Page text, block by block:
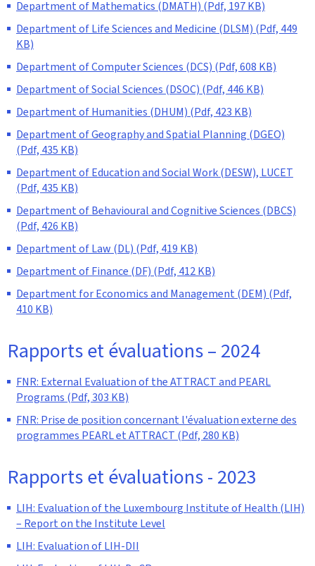
Department of Mathematics (DMATH) (Pdf, 197 KB)
Department of Life Sciences and Medicine (DLSM) (Pdf, 449
KB)
Department of Computer Sciences (DCS) (Pdf, 608 KB)
Department of Social Sciences (DSOC) (Pdf, 446 KB)
Department of Humanities (DHUM) (Pdf, 423 KB)
Department of Geography and Spatial Planning (DGEO)
(Pdf, 435 KB)
Department of Education and Social Work (DESW), LUCET
(Pdf, 435 KB)
Department of Behavioural and Cognitive Sciences (DBCS)
(Pdf, 426 KB)
Department of Law (DL) (Pdf, 419 KB)
Department of Finance (DF) (Pdf, 412 KB)
Department for Economics and Management (DEM) (Pdf,
410 KB)
Rapports et évaluations – 2024
FNR: External Evaluation of the ATTRACT and PEARL
Programs (Pdf, 303 KB)
FNR: Prise de position concernant l'évaluation externe des
programmes PEARL et ATTRACT (Pdf, 280 KB)
Rapports et évaluations - 2023
LIH: Evaluation of the Luxembourg Institute of Health (LIH)
– Report on the Institute Level
LIH: Evaluation of LIH-DII